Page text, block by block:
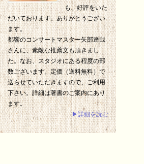
も、好評をいた
だいております。ありがとうござい
ます。
都響のコンサートマスター矢部達哉
さんに、素敵な推薦文も頂きまし
た。なお、スタジオにある程度の部
数ございます。定価（送料無料）で
送らせていただきますので、ご利用
下さい。詳細は著書のご案内にあり
ます。
▶詳細を読む